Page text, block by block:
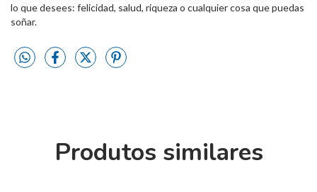
lo que desees: felicidad, salud, riqueza o cualquier cosa que puedas
soñar.
Produtos similares